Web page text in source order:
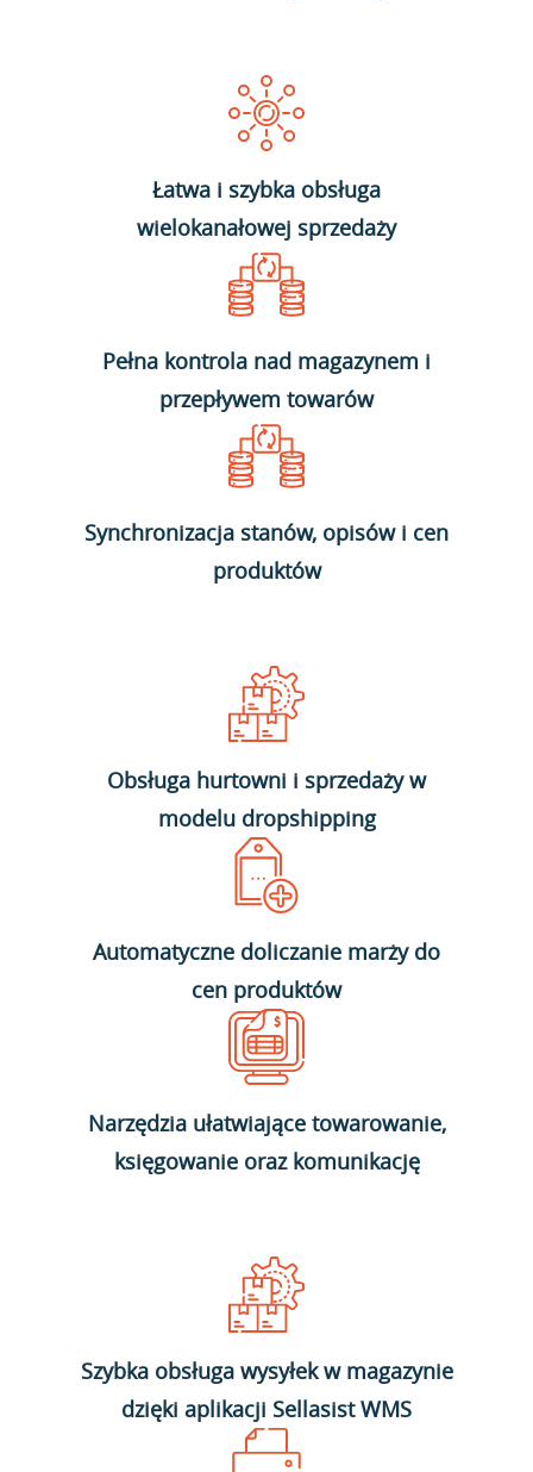
Łatwa i szybka obsługa
wielokanałowej sprzedaży
Pełna kontrola nad magazynem i
przepływem towarów
Synchronizacja stanów, opisów i cen
produktów
Obsługa hurtowni i sprzedaży w
modelu dropshipping
Automatyczne doliczanie marży do
cen produktów
Narzędzia ułatwiające towarowanie,
księgowanie oraz komunikację
Szybka obsługa wysyłek w magazynie
dzięki aplikacji Sellasist WMS